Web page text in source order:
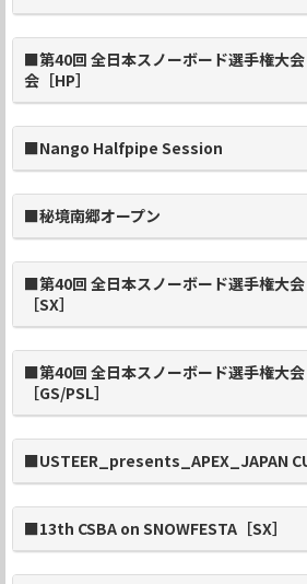
■第40回 全日本スノーボード選手権大
会［HP］
■Nango Halfpipe Session
■秘境南郷オープン
■第40回 全日本スノーボード選手権大
［SX］
■第40回 全日本スノーボード選手権大
［GS/PSL］
■USTEER_presents_APEX_JAPAN
■13th CSBA on SNOWFESTA［SX］